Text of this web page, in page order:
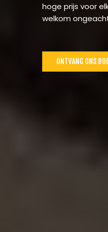
hoge prijs voor
welkom
ONTVANG ONS